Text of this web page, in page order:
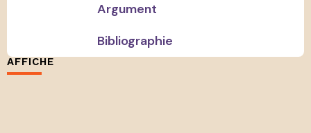
Argument
Bibliographie
AFFICHE